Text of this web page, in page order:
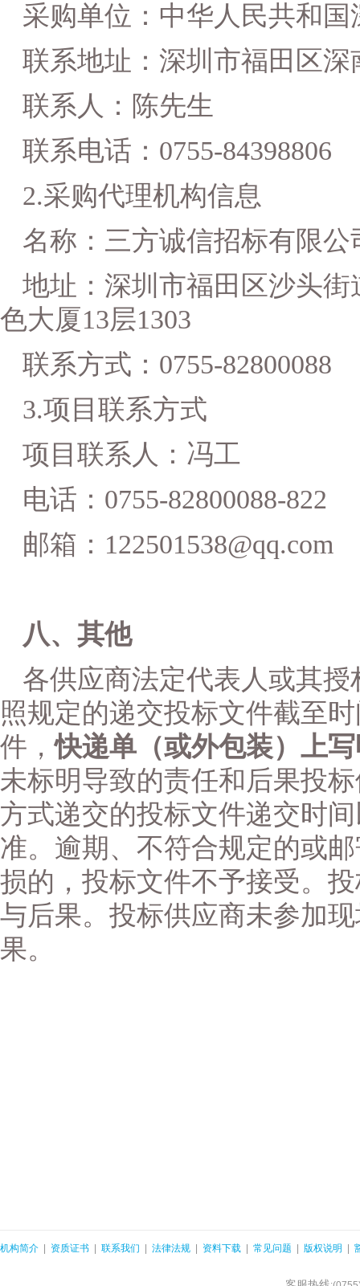
采购单位：中华人民共和国
联系地址：深圳市福田区深
联系人：陈先生
联系电话： 0755-84398806
2.采购代理机构信息
名称：三方诚信招标有限公
地址： 深圳市福田区沙头
色大厦13层1303
联系方式： 0755-82800088
3.项目联系方式
项目联系人：冯工
电话： 0755-82800088-822
邮箱： 122501538@qq.com
八、其他
各供应商法定代表人或其
照规定的递交投标文件截至
件，快递单（或外包装）上
未标明导致的责任和后果投
方式递交的投标文件递交时
准。逾期、不符合规定的或
损的，投标文件不予接受。
与后果。投标供应商未参加
果。
机构简介 资质证书 联系我们 法律法规 资料下载 常见问题 版权说明